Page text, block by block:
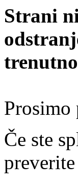
Strani
Prosimo
Če ste